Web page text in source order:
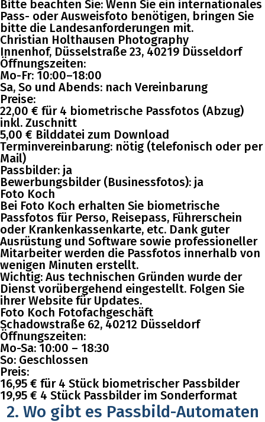
Bitte beachten Sie: Wenn Sie ein internationales
Pass- oder Ausweisfoto benötigen, bringen Sie
bitte die Landesanforderungen mit.
Christian Holthausen Photography
Innenhof, Düsselstraße 23, 40219 Düsseldorf
Öffnungszeiten:
Mo-Fr: 10:00–18:00
Sa, So und Abends: nach Vereinbarung
Preise:
22,00 € für 4 biometrische Passfotos (Abzug)
inkl. Zuschnitt
5,00 € Bilddatei zum Download
Terminvereinbarung: nötig (telefonisch oder per
Mail)
Passbilder: ja
Bewerbungsbilder (Businessfotos): ja
Foto Koch
Bei Foto Koch erhalten Sie biometrische
Passfotos für Perso, Reisepass, Führerschein
oder Krankenkassenkarte, etc. Dank guter
Ausrüstung und Software sowie professioneller
Mitarbeiter werden die Passfotos innerhalb von
wenigen Minuten erstellt.
Wichtig: Aus technischen Gründen wurde der
Dienst vorübergehend eingestellt. Folgen Sie
ihrer Website für Updates.
Foto Koch Fotofachgeschäft
Schadowstraße 62, 40212 Düsseldorf
Öffnungszeiten:
Mo-Sa: 10:00 – 18:30
So: Geschlossen
Preis:
16,95 € für 4 Stück biometrischer Passbilder
19,95 € 4 Stück Passbilder im Sonderformat
2. Wo gibt es Passbild-Automaten